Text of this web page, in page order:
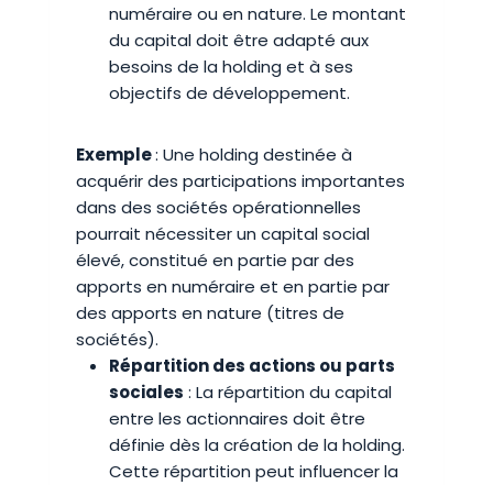
numéraire ou en nature. Le montant
du capital doit être adapté aux
besoins de la holding et à ses
objectifs de développement.
Exemple: Une holding destinée à
acquérir des participations importantes
dans des sociétés opérationnelles
pourrait nécessiter un capital social
élevé, constitué en partie par des
apports en numéraire et en partie par
des apports en nature (titres de
sociétés).
Répartition des actions ou parts
sociales : La répartition du capital
entre les actionnaires doit être
définie dès la création de la holding.
Cette répartition peut influencer la